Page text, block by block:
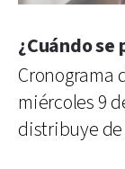
¿Cuándo se
Cronograma
miércoles 9
distribuye